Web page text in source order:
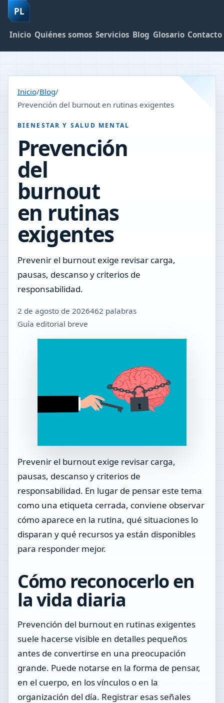
PL
Inicio Quiénes somos Servicios Blog Glosario Contacto
Inicio/Blog/
Prevención del burnout en rutinas exigentes
BIENESTAR Y SALUD MENTAL
Prevención
del
burnout
en rutinas
exigentes
Prevenir el burnout exige revisar carga,
pausas, descanso y criterios de
responsabilidad.
2 de agosto de 2026462 palabras
Guía editorial breve
Prevenir el burnout exige revisar carga,
pausas, descanso y criterios de
responsabilidad. En lugar de pensar este tema
como una etiqueta cerrada, conviene observar
cómo aparece en la rutina, qué situaciones lo
disparan y qué recursos ya están disponibles
para responder mejor.
Cómo reconocerlo en
la vida diaria
Prevención del burnout en rutinas exigentes
suele hacerse visible en detalles pequeños
antes de convertirse en una preocupación
grande. Puede notarse en la forma de pensar,
en el cuerpo, en los vínculos o en la
organización del día. Registrar esas señales